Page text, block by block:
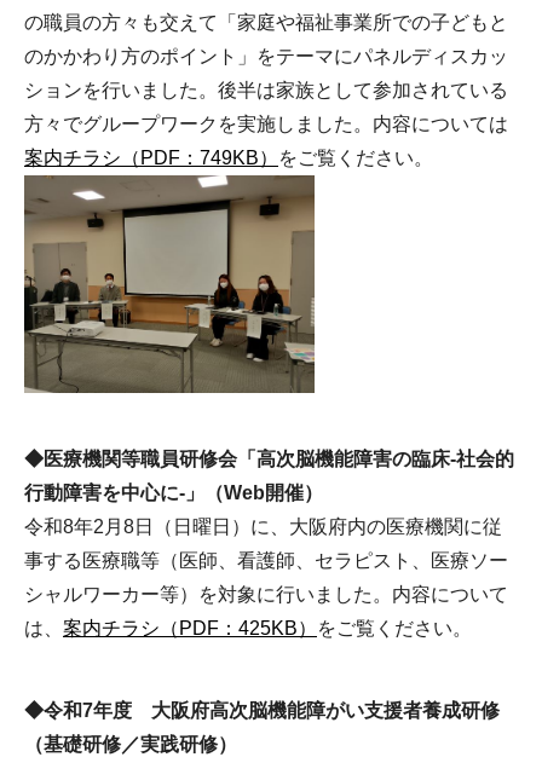
の職員の方々も交えて「家庭や福祉事業所での子どもと
のかかわり方のポイント」をテーマにパネルディスカッ
ションを行いました。後半は家族として参加されている
方々でグループワークを実施しました。内容については
案内チラシ（PDF：749KB）
をご覧ください。
◆医療機関等職員研修会「高次脳機能障害の臨床-社会的
行動障害を中心に-」（Web開催）
令和8年2月8日（日曜日）に、大阪府内の医療機関に従
事する医療職等（医師、看護師、セラピスト、医療ソー
シャルワーカー等）を対象に行いました。内容について
は、 案内チラシ（PDF：425KB） をご覧ください。
◆令和7年度 大阪府高次脳機能障がい支援者養成研修
（基礎研修／実践研修）